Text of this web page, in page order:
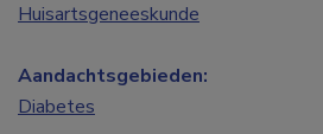
Huisartsgeneeskunde
Aandachtsgebieden:
Diabetes